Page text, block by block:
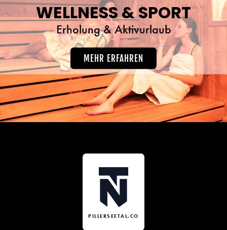
WELLNESS & SPORT
Erholung & Aktivurlaub
MEHR ERFAHREN
PILLERSEETAL.CO